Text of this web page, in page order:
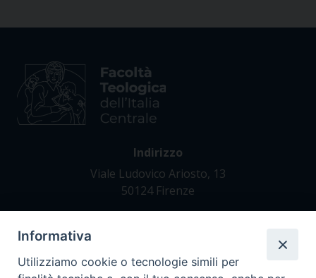
Indirizzo
Viale Ludovico Ariosto, 13
50124 Firenze
Tel. +39 055 42 82 21
Informativa
Utilizziamo cookie o tecnologie simili per